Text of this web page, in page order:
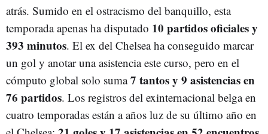
atrás. Sumido en el ostracismo del banquillo, esta
temporada apenas ha disputado 10 partidos oficiales y
393 minutos. El ex del Chelsea ha conseguido marcar
un gol y anotar una asistencia este curso, pero en el
cómputo global solo suma7 tantos y 9 asistencias en
76 partidos. Los registros del exinternacional belga en
cuatro temporadas están a años luz de su último año en